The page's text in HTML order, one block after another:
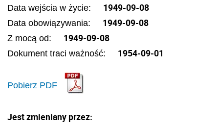
Data wejścia w życie: 1949-09-08
Data obowiązywania: 1949-09-08
Z mocą od: 1949-09-08
Dokument traci ważność: 1954-09-01
Pobierz PDF
Jest zmieniany przez: